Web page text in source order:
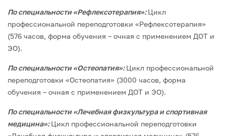
По специальности «Рефлексотерапия»: Цикл
профессиональной переподготовки «Рефлексотерапия»
(576 часов, форма обучения – очная с применением ДОТ и
ЭО).
По специальности «Остеопатия»: Цикл профессиональной
переподготовки «Остеопатия» (3000 часов, форма
обучения – очная с применением ДОТ и ЭО).
По специальности «Лечебная физкультура и спортивная
медицина»: Цикл профессиональной переподготовки